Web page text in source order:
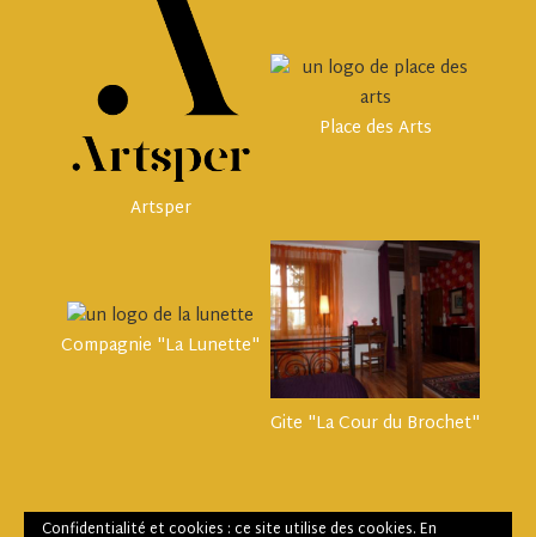
Artsper
Place des Arts
Compagnie "La Lunette"
Gite "La Cour du Brochet"
Confidentialité et cookies : ce site utilise des cookies. En